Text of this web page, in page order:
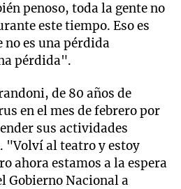
penoso, toda la gente no
este tiempo. Eso es
es una pérdida
pérdida".
de 80 años de
en el mes de febrero por
sus actividades
"Volví al teatro y estoy
ahora estamos a la espera
Gobierno Nacional a